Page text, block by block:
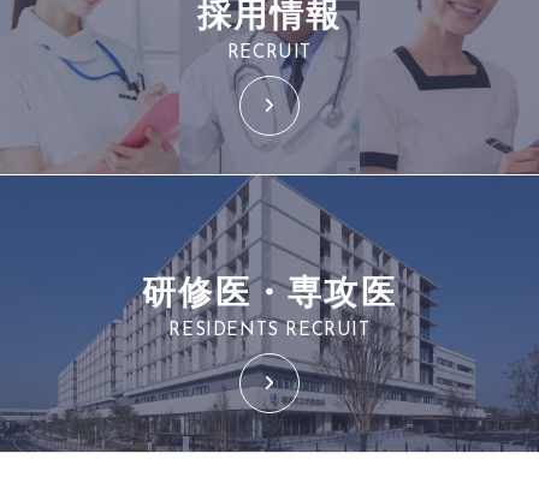
採用情報
RECRUIT
研修医・専攻医
RESIDENTS RECRUIT